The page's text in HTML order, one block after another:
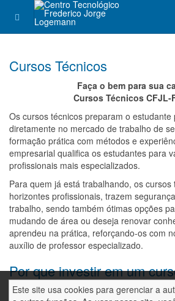
Este site usa cookies para gerenciar a
Cursos Técnicos
Faça o bem para sua
Cursos Técnicos CFJL-
Os cursos técnicos preparam o estudante
diretamente no mercado de trabalho de
formação prática com métodos e
empresarial qualifica os estudantes para
profissionais mais especializados.
Para quem já está trabalhando, os
horizontes profissionais, trazem
trabalho, sendo também ótimas opções
mudando de área ou deseja renovar
aprendeu na prática, reforçando-os com
auxílio de professor especializado.
Por que investir em um
FAHOR?